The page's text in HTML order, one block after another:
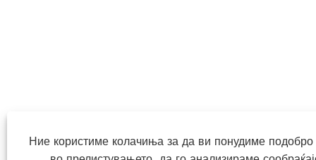
Ние користиме колачиња за да ви понудиме подобро